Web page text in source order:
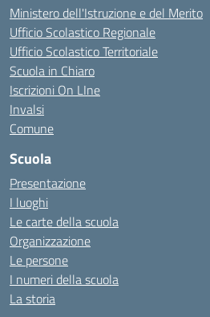
Ministero dell'Istruzione e del Merito
Ufficio Scolastico Regionale
Ufficio Scolastico Territoriale
Scuola in Chiaro
Iscrizioni On LIne
Invalsi
Comune
Scuola
Presentazione
I luoghi
Le carte della scuola
Organizzazione
Le persone
I numeri della scuola
La storia